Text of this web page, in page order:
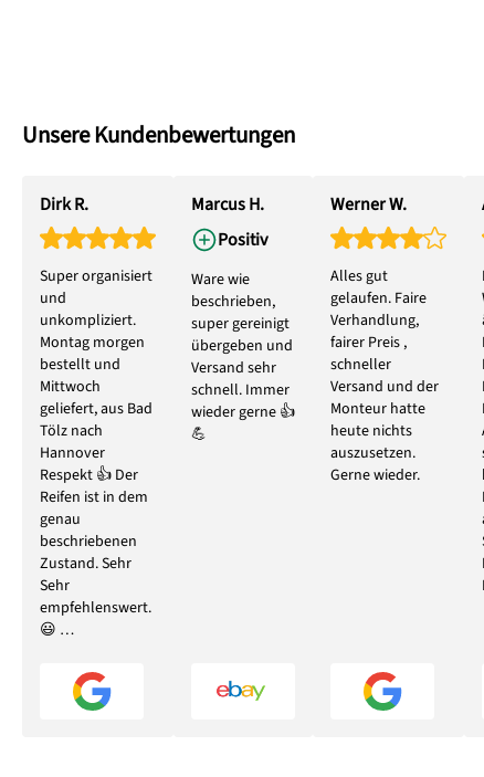
Unsere Kundenbewertungen
Dirk R.
Super organisiert
und
unkompliziert.
Montag morgen
bestellt und
Mittwoch
geliefert, aus Bad
Tölz nach
Hannover
Respekt 👍 Der
Reifen ist in dem
genau
beschriebenen
Zustand. Sehr
Sehr
empfehlenswert.
😃 …
Marcus H.
Positiv
Ware wie
beschrieben,
super gereinigt
übergeben und
Versand sehr
schnell. Immer
wieder gerne 👍
💪
Werner W.
Alles gut
gelaufen. Faire
Verhandlung,
fairer Preis ,
schneller
Versand und der
Monteur hatte
heute nichts
auszusetzen.
Gerne wieder.